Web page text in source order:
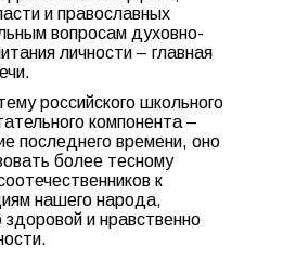
и православных
вопросам духовно-
личности – главная
российского школьного
компонента –
последнего времени, оно
более тесному
в к
нашего народа,
и нравственно